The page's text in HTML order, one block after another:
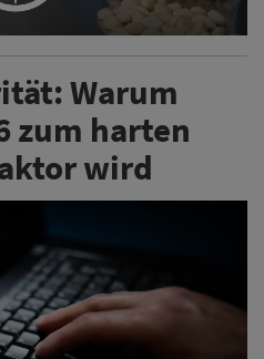
Warum
zum harten
wird